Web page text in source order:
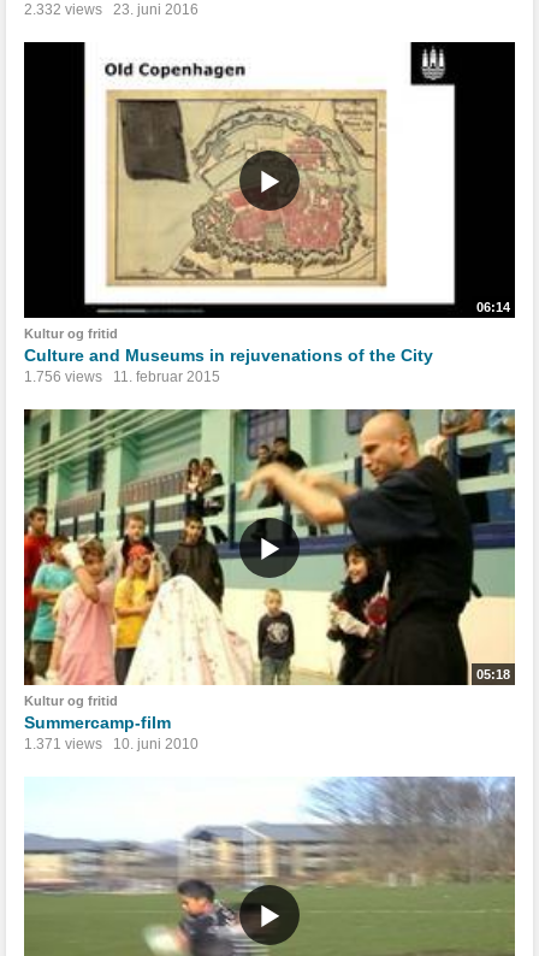
2.332 views 23. juni 2016
06:14
Kultur og fritid
Culture and Museums in rejuvenations of the City
1.756 views 11. februar 2015
05:18
Kultur og fritid
Summercamp-film
1.371 views 10. juni 2010